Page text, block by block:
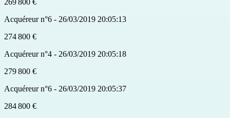
Acquéreur n°6 - 26/03/2019 20:05:13
274 800 €
Acquéreur n°4 - 26/03/2019 20:05:18
279 800 €
Acquéreur n°6 - 26/03/2019 20:05:37
284 800 €